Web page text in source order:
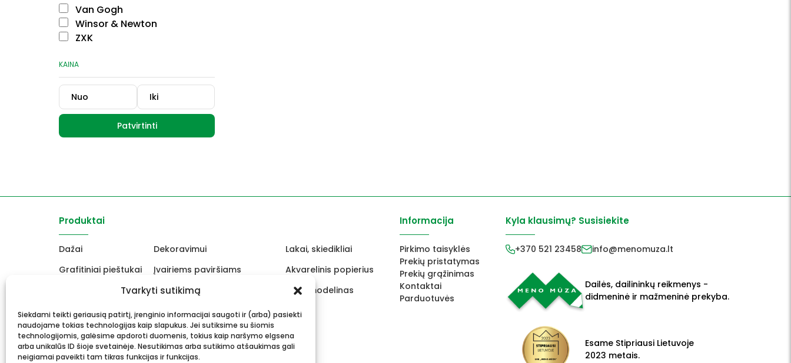
Tvarkyti sutikimą
Siekdami teikti geriausią patirtį, įrenginio informacijai saugoti ir (arba) pasiekti
naudojame tokias technologijas kaip slapukus. Jei sutiksime su šiomis
technologijomis, galėsime apdoroti duomenis, tokius kaip naršymo elgsena
arba unikalūs ID šioje svetainėje. Nesutikimas arba sutikimo atšaukimas gali
neigiamai paveikti tam tikras funkcijas ir funkcijas.
Van Gogh
Winsor & Newton
ZXK
KAINA
Patvirtinti
Produktai
Dažai Dekoravimui
Lakai, skiedikliai
Grafitiniai pieštukai
Įvairiems paviršiams
Akvarelinis popierius
Keramikams ir skulptoriams
FIMO modelinas
Drobės, porėmiai
Mokyklinės ir biuro prekės
Vokai
Rėmai ir rėminimas
Dovanos, Dovanų čekiai
Informacija
Pirkimo taisyklės
Prekių pristatymas
Prekių grąžinimas
Kontaktai
Parduotuvės
Kyla klausimų? Susisiekite
+370 521 23458 info@menomuza.lt
Dailės, dailininkų reikmenys -
didmeninė ir mažmeninė prekyba.
Esame Stipriausi Lietuvoje
2023 metais.